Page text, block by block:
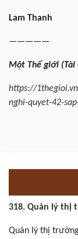
Lam Thanh
—————
Một Thế giới
https://
nghi-quyet-42-
318. Quản lý thị
Quản lý thị